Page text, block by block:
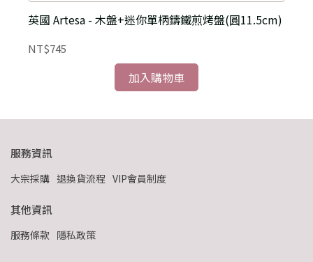
英國 Artesa - 木盤+迷你單柄鑄鐵煎烤盤(圓11.5cm)
NT$745
加入購物車
服務資訊
大宗採購 退換貨流程 VIP會員制度
其他資訊
服務條款 隱私政策